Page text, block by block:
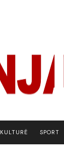
KULTURË SPORT